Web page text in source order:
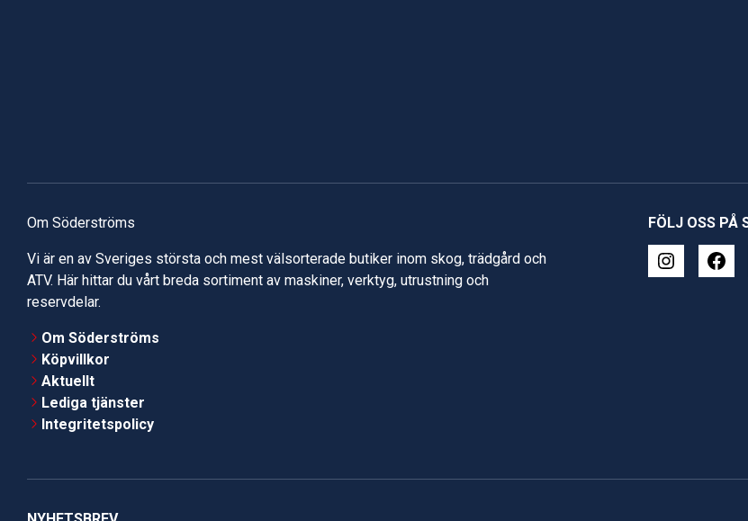
Om Söderströms
Vi är en av Sveriges största och mest välsorterade butiker inom skog, trädgård och
ATV. Här hittar du vårt breda sortiment av maskiner, verktyg, utrustning och
reservdelar.
Om Söderströms
Köpvillkor
Aktuellt
Lediga tjänster
Integritetspolicy
FÖLJ OSS PÅ